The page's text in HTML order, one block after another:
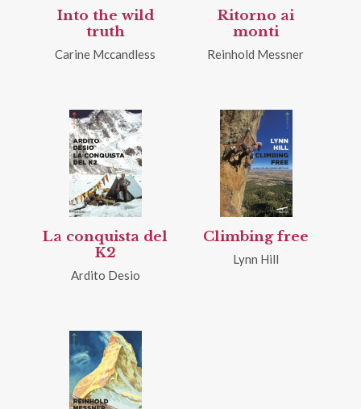
Into the wild
truth
Carine Mccandless
Ritorno ai
monti
Reinhold Messner
La conquista del
K2
Ardito Desio
Climbing free
Lynn Hill